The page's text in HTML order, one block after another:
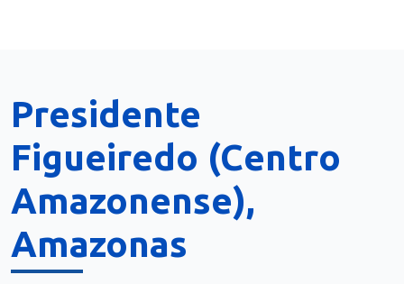
Presidente
Figueiredo (Centro
Amazonense),
Amazonas